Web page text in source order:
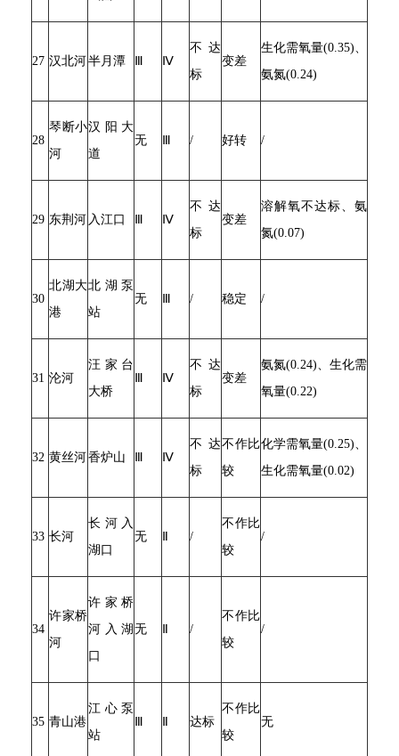
27 汉北河半月潭 Ⅳ
不达
标
变差
生化需氧量(0.35)、
氨氮(0.24)
28
琴断小
河
汉阳大
道
无 / 好转 /
29 东荆河 入江口 Ⅳ
不达
标
变差
溶解氧不达标、氨
氮(0.07)
30
北湖大
港
北湖泵
站
无 / 稳定 /
31 沦河
汪家台
大桥
Ⅳ
不达
标
变差
氨氮(0.24)、生化需
氧量(0.22)
32 黄丝河香炉山 Ⅳ
不达
标
不作比
较
化学需氧量(0.25)、
生化需氧量(0.02)
33 长河
长河入
湖口
无 /
不作比
较
/
34
许家桥
河
许家桥
河入湖
口
无 /
不作比
较
/
35 青山港
江心泵
站
达标
不作比
较
无